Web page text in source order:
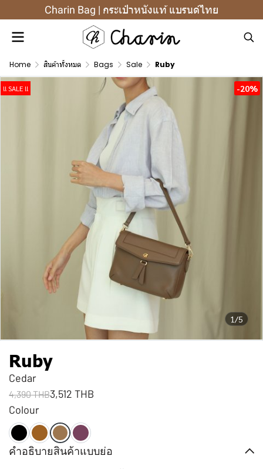
Charin Bag | กระเป๋าหนังแท้ แบรนด์ไทย
Home สินค้าทั้งหมด Bags Sale Ruby
1/5
!! SALE !! -20%
Ruby
Cedar
4,390 THB3,512 THB
Colour
คำอธิบายสินค้าแบบย่อ